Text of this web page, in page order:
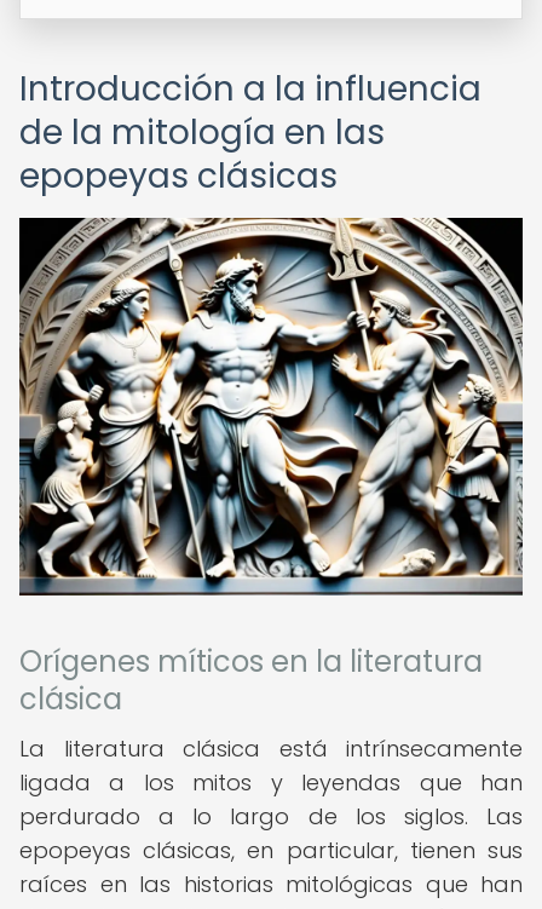
Introducción a la influencia
de la mitología en las
epopeyas clásicas
Orígenes míticos en la literatura
clásica
La literatura clásica está intrínsecamente
ligada a los mitos y leyendas que han
perdurado a lo largo de los siglos. Las
epopeyas clásicas, en particular, tienen sus
raíces en las historias mitológicas que han